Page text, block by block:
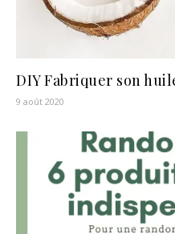
DIY Fabriquer son
9 août 2020